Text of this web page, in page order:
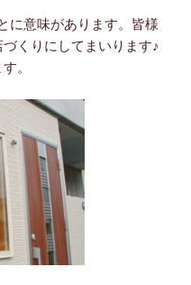
に意味があります。皆様
くりにしてまいります♪
。